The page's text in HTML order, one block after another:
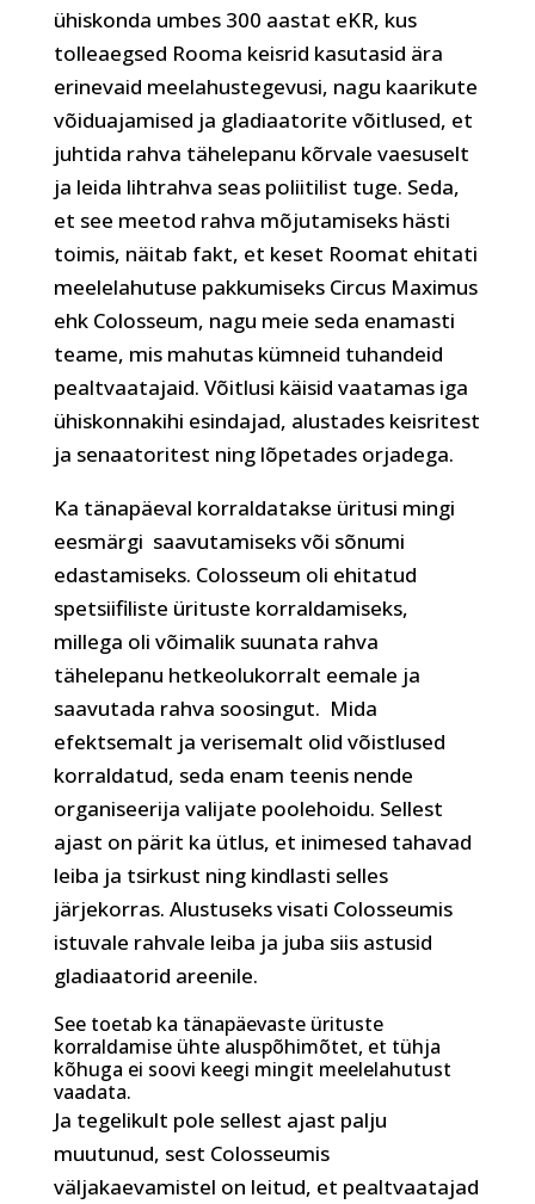
ühiskonda umbes 300 aastat eKR, kus
tolleaegsed Rooma keisrid kasutasid ära
erinevaid meelahustegevusi, nagu kaarikute
võiduajamised ja gladiaatorite võitlused, et
juhtida rahva tähelepanu kõrvale vaesuselt
ja leida lihtrahva seas poliitilist tuge. Seda,
et see meetod rahva mõjutamiseks hästi
toimis, näitab fakt, et keset Roomat ehitati
meelelahutuse pakkumiseks Circus Maximus
ehk Colosseum, nagu meie seda enamasti
teame, mis mahutas kümneid tuhandeid
pealtvaatajaid. Võitlusi käisid vaatamas iga
ühiskonnakihi esindajad, alustades keisritest
ja senaatoritest ning lõpetades orjadega.
Ka tänapäeval korraldatakse üritusi mingi
eesmärgi saavutamiseks või sõnumi
edastamiseks. Colosseum oli ehitatud
spetsiifiliste ürituste korraldamiseks,
millega oli võimalik suunata rahva
tähelepanu hetkeolukorralt eemale ja
saavutada rahva soosingut. Mida
efektsemalt ja verisemalt olid võistlused
korraldatud, seda enam teenis nende
organiseerija valijate poolehoidu. Sellest
ajast on pärit ka ütlus, et inimesed tahavad
leiba ja tsirkust ning kindlasti selles
järjekorras. Alustuseks visati Colosseumis
istuvale rahvale leiba ja juba siis astusid
gladiaatorid areenile.
See toetab ka tänapäevaste ürituste
korraldamise ühte aluspõhimõtet, et tühja
kõhuga ei soovi keegi mingit meelelahutust
vaadata.
Ja tegelikult pole sellest ajast palju
muutunud, sest Colosseumis
väljakaevamistel on leitud, et pealtvaatajad